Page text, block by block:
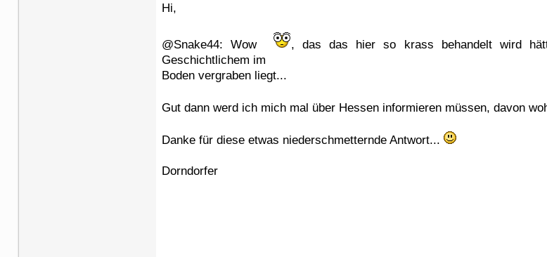
Hi,
@Snake44: Wow
, das das hier so krass behandelt wird
Geschichtlichem im
Boden vergraben liegt...
Gut dann werd ich mich mal über Hessen informieren müssen, davon
Danke für diese etwas niederschmetternde Antwort...
Dorndorfer